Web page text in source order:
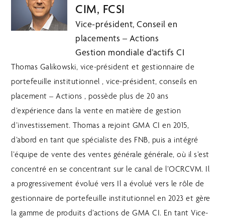
CIM, FCSI
Vice-président, Conseil en
placements – Actions
Gestion mondiale d’actifs CI
Thomas Galikowski, vice-président et gestionnaire de
portefeuille institutionnel , vice-président, conseils en
placement – Actions , possède plus de 20 ans
d’expérience dans la vente en matière de gestion
d’investissement. Thomas a rejoint GMA CI en 2015,
d’abord en tant que spécialiste des FNB, puis a intégré
l’équipe de vente des ventes générale générale, où il s’est
concentré en se concentrant sur le canal de l’OCRCVM. Il
a progressivement évolué vers Il a évolué vers le rôle de
gestionnaire de portefeuille institutionnel en 2023 et gère
la gamme de produits d’actions de GMA CI. En tant Vice-